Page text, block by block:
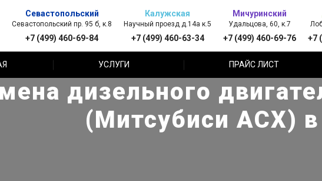
Севастопольский
Севастопольский пр. 95 б, к.8
+7 (499) 460-69-84
Калужская
Научный проезд д.14а к.5
+7 (499) 460-63-34
Мичуринский
Удальцова, 60, к.7
+7 (499) 460-69-76 +7
УСЛУГИ ПРАЙС ЛИСТ
дизельного
(Митсубиси АСХ)